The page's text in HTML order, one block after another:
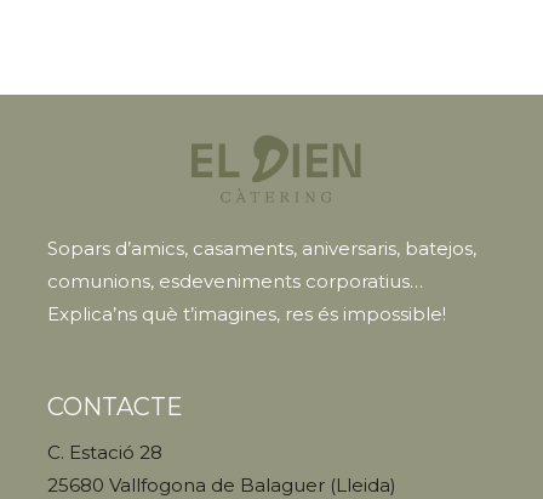
Sopars d’amics, casaments, aniversaris, batejos,
comunions, esdeveniments corporatius…
Explica’ns què t’imagines, res és impossible!
CONTACTE
C. Estació 28
25680 Vallfogona de Balaguer (Lleida)